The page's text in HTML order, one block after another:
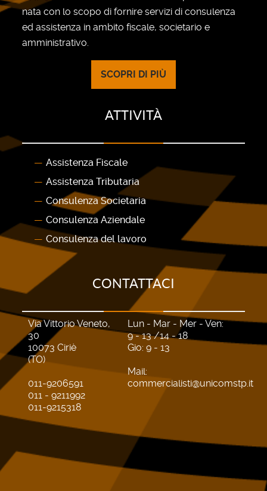
nata con lo scopo di fornire servizi di consulenza
ed assistenza in ambito fiscale, societario e
amministrativo.
SCOPRI DI PIÙ
ATTIVITÀ
Assistenza Fiscale
Assistenza Tributaria
Consulenza Societaria
Consulenza Aziendale
Consulenza del lavoro
CONTATTACI
Via Vittorio Veneto,
30
10073 Ciriè
(TO)
011-9206591
011 - 9211992
011-9215318
Lun - Mar - Mer - Ven:
9 - 13 /14 - 18
Gio: 9 - 13
Mail:
commercialisti@unicomstp.it